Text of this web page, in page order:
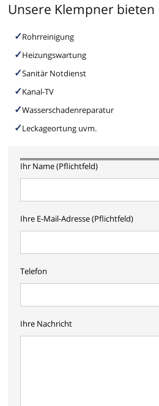
Unsere Klempner bieten
Rohrreinigung
Heizungswartung
Sanitär Notdienst
Kanal-TV
Wasserschadenreparatur
Leckageortung uvm.
Ihr Name (Pflichtfeld)
Ihre E-Mail-Adresse (Pflichtfeld)
Telefon
Ihre Nachricht